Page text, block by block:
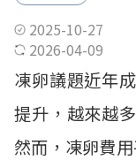
2025-10-27
2026-04-09
凍卵議題近年
提升，越來越
然而，凍卵費